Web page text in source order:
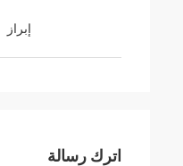
إبراز
اترك رسالة